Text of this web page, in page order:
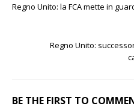
Regno Unito: la FCA mette in
Regno Unito:
BE THE FIRST TO